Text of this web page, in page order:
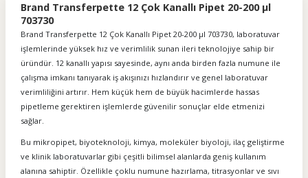
Brand Transferpette 12 Çok Kanallı Pipet 20-200 µl
703730
Brand Transferpette 12 Çok Kanallı Pipet 20-200 µl 703730, laboratuvar
işlemlerinde yüksek hız ve verimlilik sunan ileri teknolojiye sahip bir
üründür. 12 kanallı yapısı sayesinde, aynı anda birden fazla numune ile
çalışma imkanı tanıyarak iş akışınızı hızlandırır ve genel laboratuvar
verimliliğini artırır. Hem küçük hem de büyük hacimlerde hassas
pipetleme gerektiren işlemlerde güvenilir sonuçlar elde etmenizi
sağlar.
Bu mikropipet, biyoteknoloji, kimya, moleküler biyoloji, ilaç geliştirme
ve klinik laboratuvarlar gibi çeşitli bilimsel alanlarda geniş kullanım
alanına sahiptir. Özellikle çoklu numune hazırlama, titrasyonlar ve sıvı